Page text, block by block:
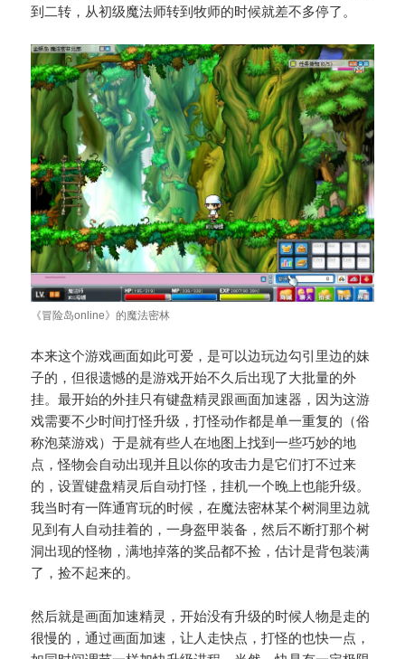
到二转，从初级魔法师转到牧师的时候就差不多停了。
《冒险岛online》的魔法密林
本来这个游戏画面如此可爱，是可以边玩边勾引里边的妹
子的，但很遗憾的是游戏开始不久后出现了大批量的外
挂。最开始的外挂只有键盘精灵跟画面加速器，因为这游
戏需要不少时间打怪升级，打怪动作都是单一重复的（俗
称泡菜游戏）于是就有些人在地图上找到一些巧妙的地
点，怪物会自动出现并且以你的攻击力是它们打不过来
的，设置键盘精灵后自动打怪，挂机一个晚上也能升级。
我当时有一阵通宵玩的时候，在魔法密林某个树洞里边就
见到有人自动挂着的，一身盔甲装备，然后不断打那个树
洞出现的怪物，满地掉落的奖品都不捡，估计是背包装满
了，捡不起来的。
然后就是画面加速精灵，开始没有升级的时候人物是走的
很慢的，通过画面加速，让人走快点，打怪的也快一点，